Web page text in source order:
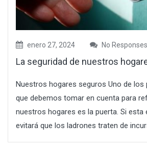
enero 27, 2024 No Responses
La seguridad de nuestros
Nuestros hogares seguros Uno de los
que debemos tomar en cuenta para
nuestros hogares es la puerta. Si esta
evitará que los ladrones traten de